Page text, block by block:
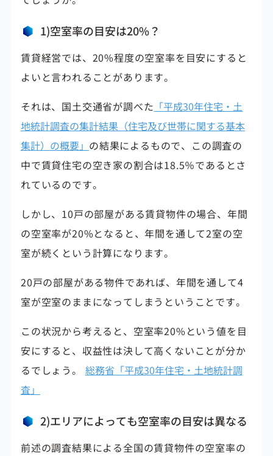
1)空室率の目安は20%？
賃貸経営では、20%程度の空室率を目安にすると
よいと言われることがあります。
それは、国土交通省が調べた 「平成30年住宅・土
地統計調査の集計結果（住宅及び世帯に関する基本
集計）の概要」 の結果によるもので、この調査の
中で賃貸住宅の空き家の割合は18.5％であるとさ
れているのです。
しかし、10戸の部屋がある賃貸物件の場合、年間
の空室率が20%となると、年間を通して2室の空
室が続くという計算になります。
20戸の部屋がある物件であれば、年間を通して4
室が空室のままになってしまうということです。
この状況から考えると、空室率20%という値を目
安にすると、収益性は決して高くないことが分か
るでしょう。 総務省「平成30年住宅・土地統計調
査」
2)エリアによっても空室率の目安は異なる
前述の調査結果による全国の賃貸物件の空室率の